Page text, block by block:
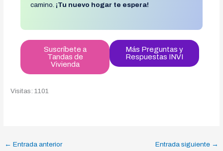
camino. ¡Tu nuevo hogar te espera!
Suscríbete a
Tandas de
Vivienda
Más Preguntas y
Respuestas INVI
Visitas: 1101
← Entrada anterior Entrada siguiente →